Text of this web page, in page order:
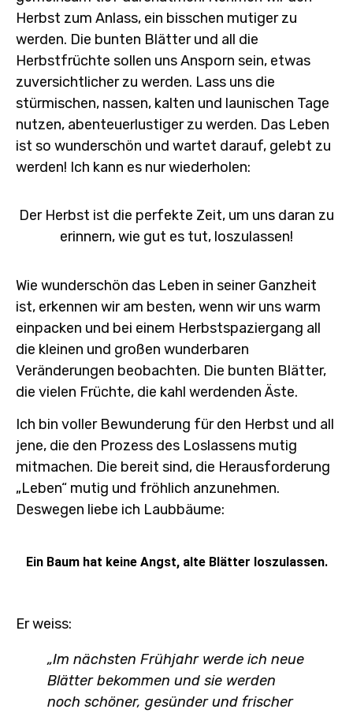
Herbst zum Anlass, ein bisschen mutiger zu
werden. Die bunten Blätter und all die
Herbstfrüchte sollen uns Ansporn sein, etwas
zuversichtlicher zu werden. Lass uns die
stürmischen, nassen, kalten und launischen Tage
nutzen, abenteuerlustiger zu werden. Das Leben
ist so wunderschön und wartet darauf, gelebt zu
werden! Ich kann es nur wiederholen:
Der Herbst ist die perfekte Zeit, um uns daran zu
erinnern, wie gut es tut, loszulassen!
Wie wunderschön das Leben in seiner Ganzheit
ist, erkennen wir am besten, wenn wir uns warm
einpacken und bei einem Herbstspaziergang all
die kleinen und großen wunderbaren
Veränderungen beobachten. Die bunten Blätter,
die vielen Früchte, die kahl werdenden Äste.
Ich bin voller Bewunderung für den Herbst und all
jene, die den Prozess des Loslassens mutig
mitmachen. Die bereit sind, die Herausforderung
„Leben“ mutig und fröhlich anzunehmen.
Deswegen liebe ich Laubbäume:
Ein Baum hat keine Angst, alte Blätter loszulassen.
Er weiss:
„Im nächsten Frühjahr werde ich neue
Blätter bekommen und sie werden
noch schöner, gesünder und frischer